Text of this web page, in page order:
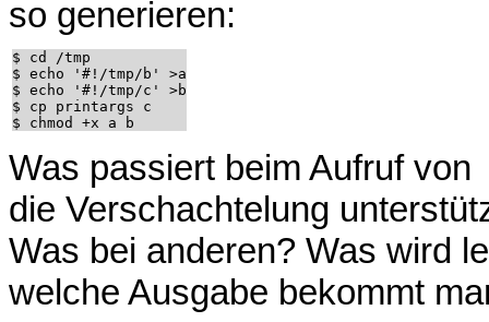
so generieren:
$ cd /tmp
$ echo '#!/tmp/b' >a
$ echo '#!/tmp/c' >b
$ cp printargs c
Was passiert beim Aufruf von
die Verschachtelung
Was bei anderen? Was wird
welche Ausgabe bekommt